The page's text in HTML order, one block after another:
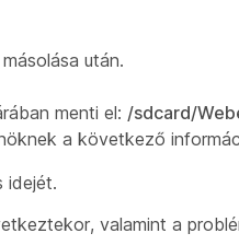
után.
menti el: /sdcard/
a következő
idejét.
valamint a